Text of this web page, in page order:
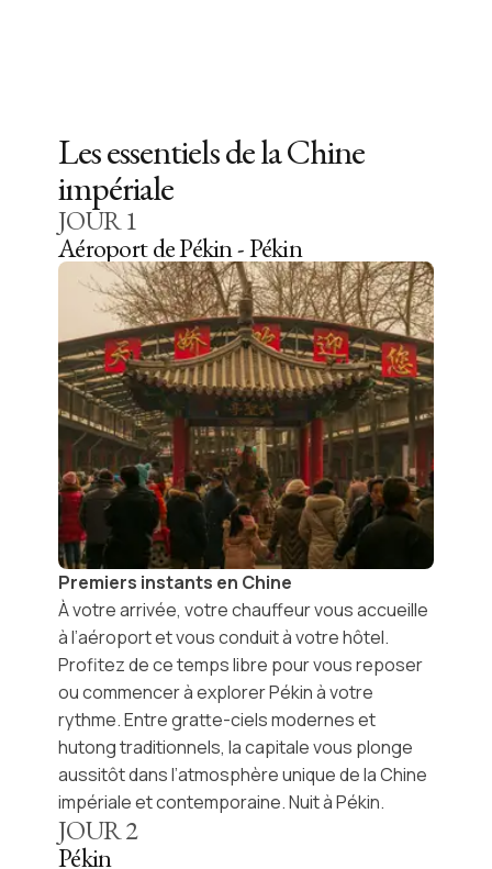
Les essentiels de la Chine
impériale
JOUR1
Aéroport de Pékin - Pékin
Premiers instants en Chine
À votre arrivée, votre chauffeur vous accueille
à l’aéroport et vous conduit à votre hôtel.
Profitez de ce temps libre pour vous reposer
ou commencer à explorerPékinà votre
rythme. Entre gratte-ciels modernes et
hutongtraditionnels, la capitale vous plonge
aussitôt dans l’atmosphère unique de la Chine
impériale et contemporaine. Nuit à Pékin.
JOUR2
Pékin